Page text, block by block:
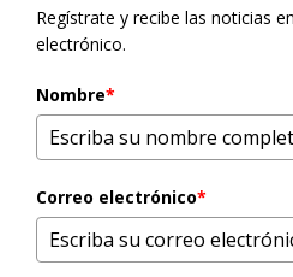
Regístrate y recibe las noticias
electrónico.
Nombre*
Correo electrónico*